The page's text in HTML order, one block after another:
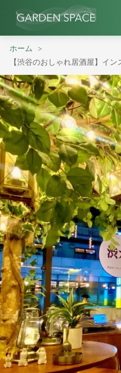
ホーム
【渋谷のおしゃれ居酒屋】イ